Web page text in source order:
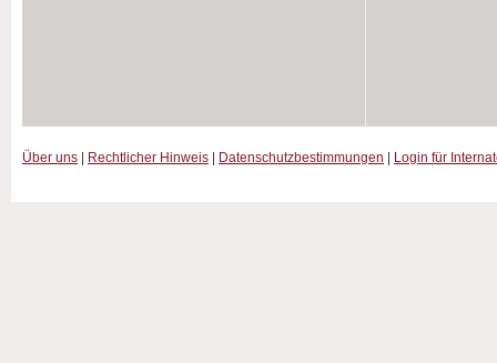
Über uns Rechtlicher Hinweis Datenschutzbestimmungen Login für